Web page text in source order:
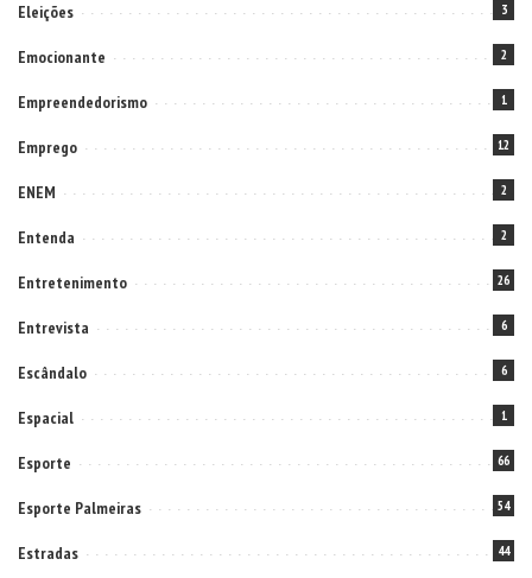
Eleições 3
Emocionante 2
Empreendedorismo 1
Emprego 12
ENEM 2
Entenda 2
Entretenimento 26
Entrevista 6
Escândalo 6
Espacial 1
Esporte 66
Esporte Palmeiras 54
Estradas 44